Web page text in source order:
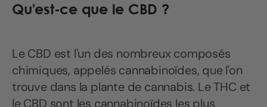
Qu'est-ce que le CBD ?
Le CBD est l'un des nombreux composés
chimiques, appelés cannabinoïdes, que l'on
trouve dans la plante de cannabis. Le THC et
le CBD sont les cannabinoïdes les plus